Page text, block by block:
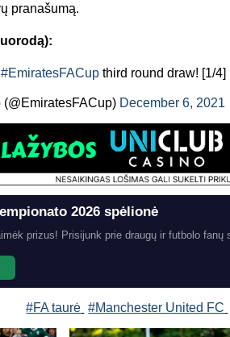
pranašumą.
#EmiratesFACup third round draw! [1/4]
December 6, 2021
2026 spėlionė
prizus! Prisijunk prie draugų ir futbolo fanų
#FA taurė #Manchester United FC